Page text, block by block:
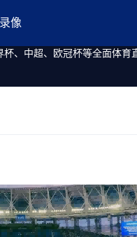
像
、中超、欧冠杯等全面体